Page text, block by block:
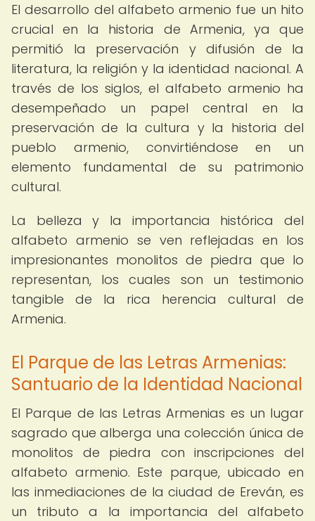
El desarrollo del alfabeto armenio fue un hito
crucial en la historia de Armenia, ya que
permitió la preservación y difusión de la
literatura, la religión y la identidad nacional. A
través de los siglos, el alfabeto armenio ha
desempeñado un papel central en la
preservación de la cultura y la historia del
pueblo armenio, convirtiéndose en un
elemento fundamental de su patrimonio
cultural.
La belleza y la importancia histórica del
alfabeto armenio se ven reflejadas en los
impresionantes monolitos de piedra que lo
representan, los cuales son un testimonio
tangible de la rica herencia cultural de
Armenia.
El Parque de las Letras Armenias:
Santuario de la Identidad Nacional
El Parque de las Letras Armenias es un lugar
sagrado que alberga una colección única de
monolitos de piedra con inscripciones del
alfabeto armenio. Este parque, ubicado en
las inmediaciones de la ciudad de Ereván, es
un tributo a la importancia del alfabeto